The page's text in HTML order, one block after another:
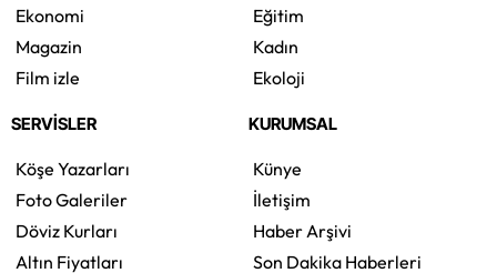
Ekonomi
Magazin
Film izle
Eğitim
Kadın
Ekoloji
SERVİSLER
Köşe Yazarları
Foto Galeriler
Döviz Kurları
Altın Fiyatları
KURUMSAL
Künye
İletişim
Haber Arşivi
Son Dakika Haberleri